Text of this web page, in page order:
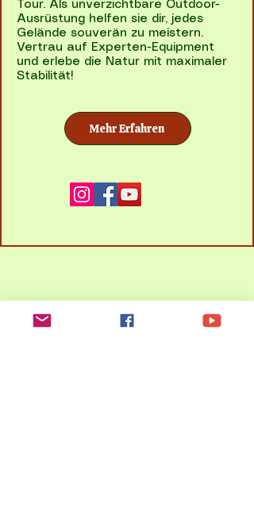
Tour. Als unverzichtbare Outdoor-
Ausrüstung helfen sie dir, jedes
Gelände souverän zu meistern.
Vertrau auf Experten-Equipment
und erlebe die Natur mit maximaler
Stabilität!
Mehr Erfahren